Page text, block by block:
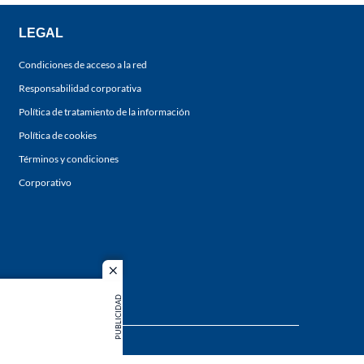
close
PUBLICIDAD
LEGAL
Condiciones de acceso a la red
Responsabilidad corporativa
Política de tratamiento de la información
Política de cookies
Términos y condiciones
Corporativo